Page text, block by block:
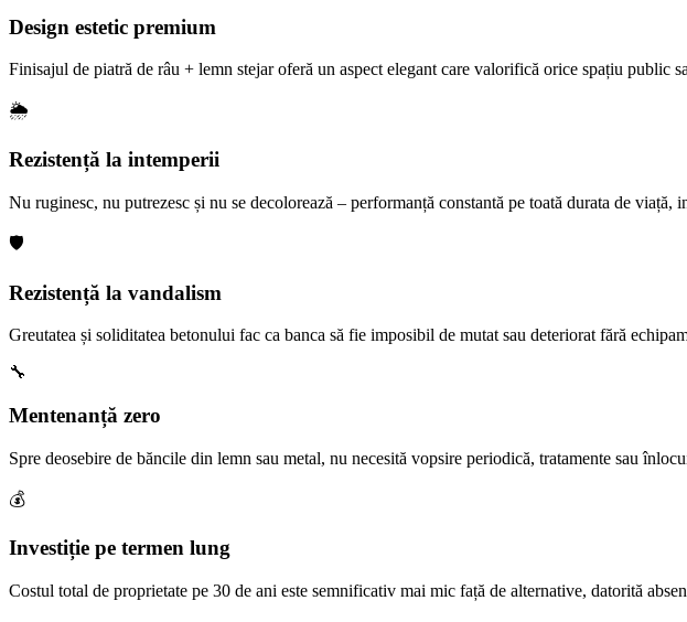
Design estetic premium
Finisajul de piatră de râu + lemn stejar oferă un aspect elegant care valorifică orice spațiu public
🌦️
Rezistență la intemperii
Nu ruginesc, nu putrezesc și nu se decolorează – performanță constantă pe toată durata de viață,
🛡️
Rezistență la vandalism
Greutatea și soliditatea betonului fac ca banca să fie imposibil de mutat sau deteriorat fără
🔧
Mentenanță zero
Spre deosebire de băncile din lemn sau metal, nu necesită vopsire periodică, tratamente sau
💰
Investiție pe termen lung
Costul total de proprietate pe 30 de ani este semnificativ mai mic față de alternative, datorită